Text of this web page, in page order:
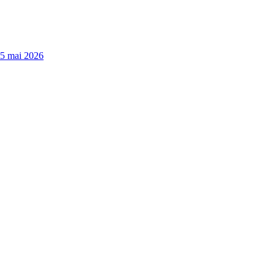
mai 2026